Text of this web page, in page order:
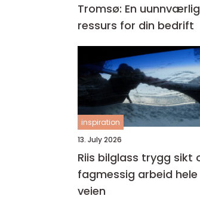
Tromsø: En uunnværlig
ressurs for din bedrift
inspiration
13. July 2026
Riis bilglass trygg sikt og
fagmessig arbeid hele
veien